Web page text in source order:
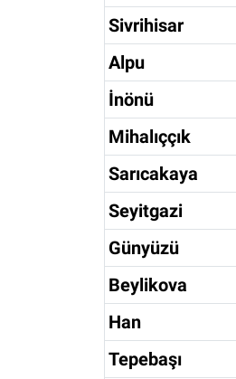
Sivrihisar
Alpu
İnönü
Mihalıççık
Sarıcakaya
Seyitgazi
Günyüzü
Beylikova
Han
Tepebaşı